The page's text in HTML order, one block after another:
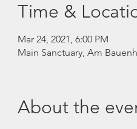
Time &
Mar 24, 2021, 6:00 PM
Main Sanctuary, Am
About the